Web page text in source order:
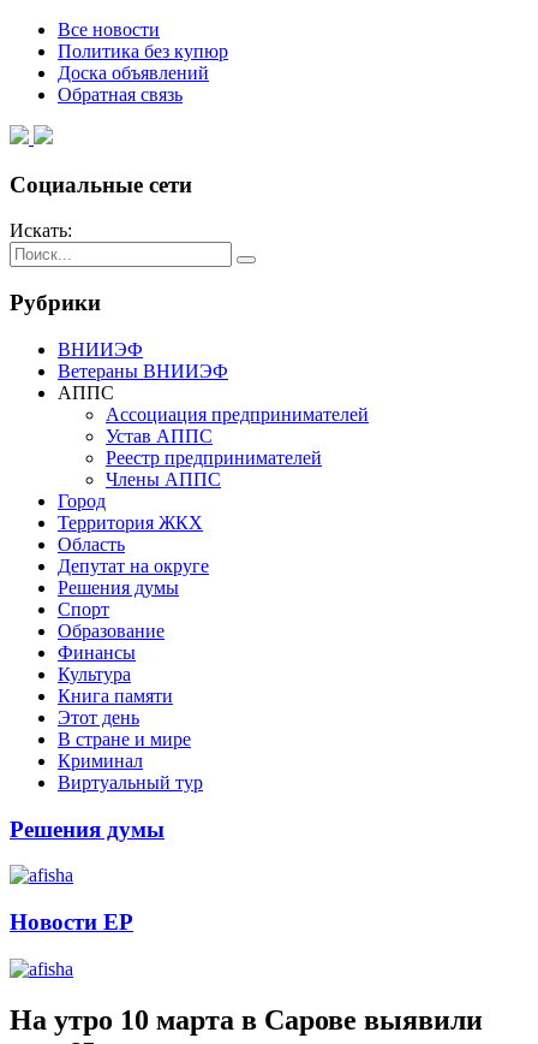
Все новости
Политика без купюр
Доска объявлений
Обратная связь
Социальные сети
Искать:
Рубрики
ВНИИЭФ
Ветераны ВНИИЭФ
АППС
Ассоциация предпринимателей
Устав АППС
Реестр предпринимателей
Члены АППС
Город
Территория ЖКХ
Область
Депутат на округе
Решения думы
Спорт
Образование
Финансы
Культура
Книга памяти
Этот день
В стране и мире
Криминал
Виртуальный тур
Решения думы
Новости ЕР
На утро 10 марта в Сарове выявили